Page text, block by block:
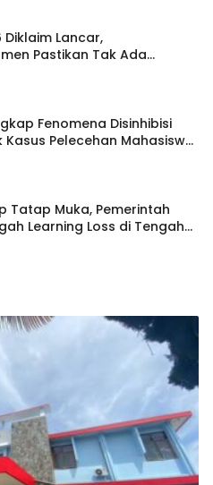
Diklaim Lancar,
Pastikan Tak Ada
Fenomena Disinhibisi
Kasus Pelecehan Mahasiswa
Tatap Muka, Pemerintah
Learning Loss di Tengah